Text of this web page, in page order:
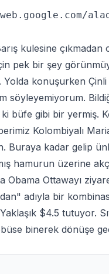
kulesine
pek bir şey
Yolda konuşurken
söyleyemiyorum.
büfe gibi bir yermiş.
Kolombiyalı
Buraya kadar gelip
hamurun üzerine
Ottawayı
adıyla bir
$4.5 tutuyor.
binerek dönüşe